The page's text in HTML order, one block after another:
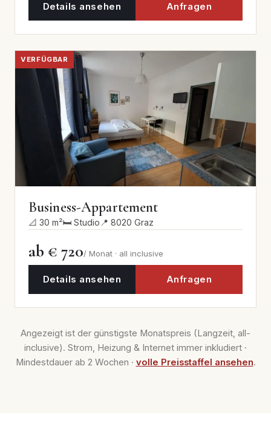
Details ansehen Anfragen
VERFÜGBAR
Business-Appartement
📐 30 m²🛏 Studio 📍 8020 Graz
ab € 720/ Monat · all inclusive
Details ansehen Anfragen
Angezeigt ist der günstigste Monatspreis (Langzeit, all-
inclusive). Strom, Heizung & Internet immer inkludiert ·
Mindestdauer ab 2 Wochen · volle Preisstaffel ansehen.